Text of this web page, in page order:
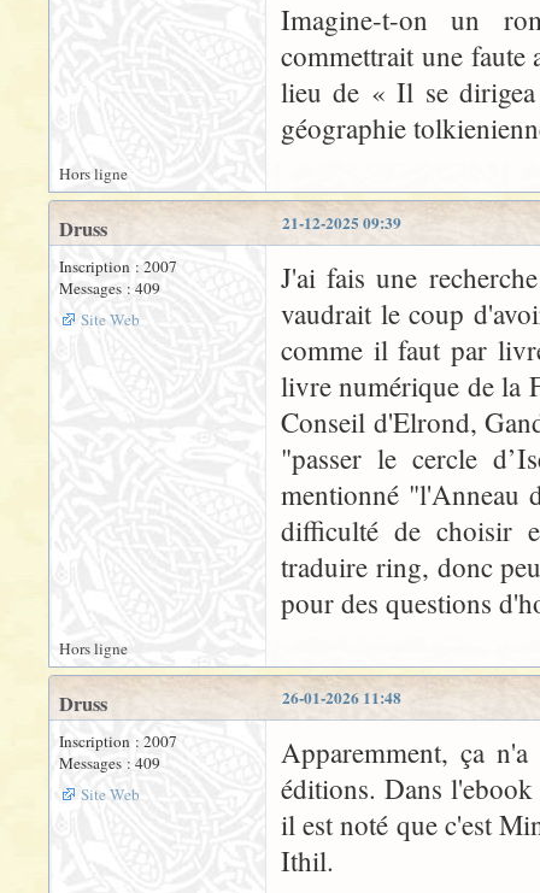
Imagine-t-on un
commettrait une faute
lieu de « Il se
géographie
Hors ligne
21-12-2025 09:39
Druss
Inscription : 2007
Messages : 409
Site Web
J'ai fais une
vaudrait le coup
comme il faut par
livre numérique de la
Conseil d'Elrond,
"passer le cercle
mentionné "l'Anneau
difficulté de choisir
traduire ring, donc
pour des questions
Hors ligne
26-01-2026 11:48
Druss
Inscription : 2007
Messages : 409
Site Web
Apparemment, ça
éditions. Dans
il est noté que c'est
Ithil.